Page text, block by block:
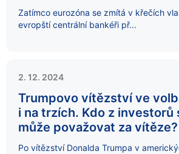
Zatímco eurozóna se zmítá v křečích
evropští centrální bankéři př...
2. 12. 2024
Trumpovo vítězství ve
i na trzích. Kdo z investorů
může považovat za vítěze?
Po vítězství Donalda Trumpa v